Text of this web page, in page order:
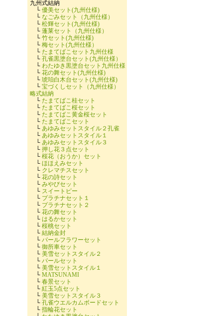
九州式結納
└ 優美セット(九州仕様)
└ なごみセット（九州仕様）
└ 松輝セット(九州仕様)
└ 蓬莱セット（九州仕様）
└ 竹セット(九州仕様)
└ 梅セット(九州仕様）
└ たまてばこセット九州仕様
└ 孔雀黒塗台セット(九州仕様）
└ わたゆき黒塗台セット九州仕様
└ 花の舞セット(九州仕様)
└ 琥珀白木台セット(九州仕様)
└ 宝づくしセット（九州仕様）
略式結納
└ たまてばこ桂セット
└ たまてばこ桜セット
└ たまてばこ黄金桜セット
└ たまてばこセット
└ あゆみセットスタイル２孔雀
└ あゆみセットスタイル１
└ あゆみセットスタイル３
└ 押し花３点セット
└ 桜花（おうか）セット
└ ほほえみセット
└ クレマチスセット
└ 花の詩セット
└ みやびセット
└ スイートピー
└ プラチナセット１
└ プラチナセット２
└ 花の舞セット
└ はるかセット
└ 桜桃セット
└ 結納金封
└ パールフラワーセット
└ 御所車セット
└ 美雪セットスタイル２
└ パールセット
└ 美雪セットスタイル１
└ MATSUNAMI
└ 春景セット
└ 紅玉5点セット
└ 美雪セットスタイル３
└ 孔雀ウエルカムボードセット
└ 指輪花セット